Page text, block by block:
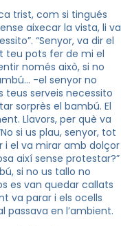
trist, com si tingués
aixecar la vista, li va
“Senyor, va dir el
teu pots fer de mi el
només això, si no
-el senyor no
serveis necessito
sorprès el bambú. El
Llavors, per què va
si us plau, senyor, tot
i el va mirar amb dolçor
així sense protestar?”
si no us tallo no
es van quedar callats
va parar i els ocells
passava en l’ambient.